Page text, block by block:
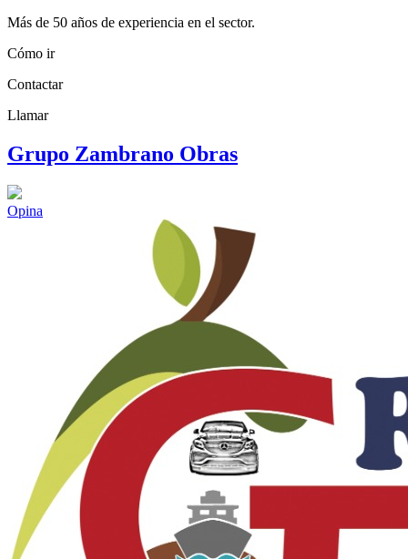
Más de 50 años de experiencia en el sector.
Cómo ir
Contactar
Llamar
Grupo Zambrano Obras
Opina